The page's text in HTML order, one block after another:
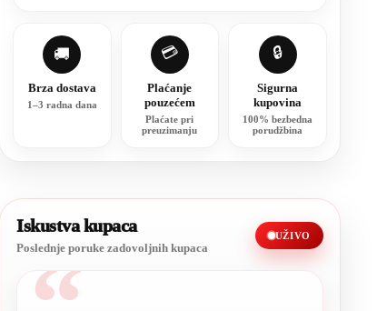
🚚
Brza dostava
1–3 radna dana
💳
Plaćanje
pouzećem
Plaćate pri
preuzimanju
🔒
Sigurna
kupovina
100% bezbedna
porudžbina
Iskustva kupaca
Poslednje poruke zadovoljnih kupaca
UŽIVO